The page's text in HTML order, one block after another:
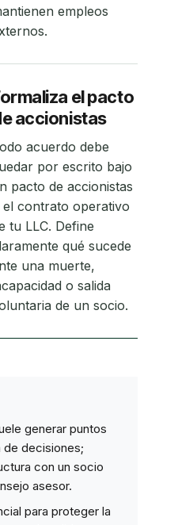
empleos
el pacto
accionistas
acuerdo debe
por escrito bajo
pacto de accionistas
el contrato operativo
tu LLC. Define
qué sucede
una muerte,
o salida
de un socio.
generar puntos
de decisiones;
con un socio
asesor.
para proteger la